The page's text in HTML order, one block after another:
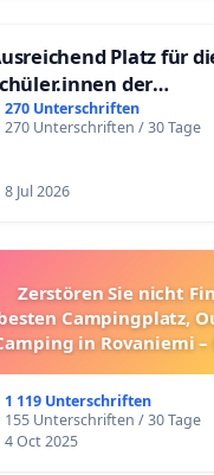
Platz für
der
Schönbergschule
270 Unterschriften
270 Unterschriften / 30 Tage
8 Jul 2026
Zerstören Sie nicht
Campingplatz,
in Rovaniemi –
1 119 Unterschriften
155 Unterschriften / 30 Tage
4 Oct 2025